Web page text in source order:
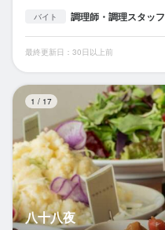
バイト 調理師・調理スタッフ
最終更新日：30日以上前
1 / 17
八十八夜